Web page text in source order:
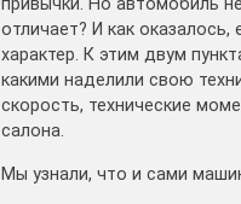
привычки. Но автомобиль
отличает? И как
характер. К этим двум
какими наделили свою
скорость, технические
салона.
Мы узнали, что и сами